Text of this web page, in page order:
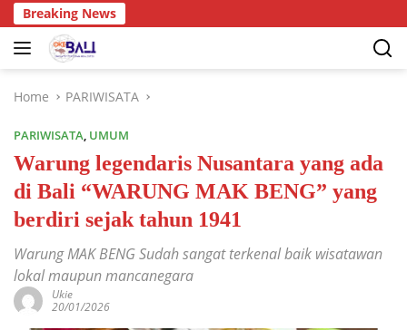
Breaking News
Home PARIWISATA
PARIWISATA, UMUM
Warung legendaris Nusantara yang ada
di Bali “WARUNG MAK BENG” yang
berdiri sejak tahun 1941
Warung MAK BENG Sudah sangat terkenal baik wisatawan
lokal maupun mancanegara
Ukie
20/01/2026